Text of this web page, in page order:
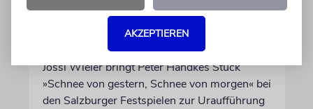
Abschied vom Ich
Jossi Wieler bringt Peter Handkes Stück
»Schnee von gestern, Schnee von morgen« bei
den Salzburger Festspielen zur Uraufführung
AKZEPTIEREN